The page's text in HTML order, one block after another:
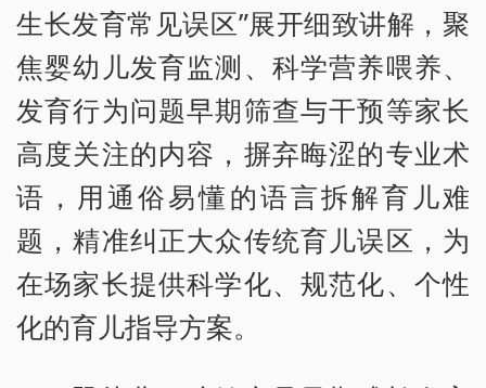
生长发育常见误区”展开细致讲解，聚
焦婴幼儿发育监测、科学营养喂养、
发育行为问题早期筛查与干预等家长
高度关注的内容，摒弃晦涩的专业术
语，用通俗易懂的语言拆解育儿难
题，精准纠正大众传统育儿误区，为
在场家长提供科学化、规范化、个性
化的育儿指导方案。